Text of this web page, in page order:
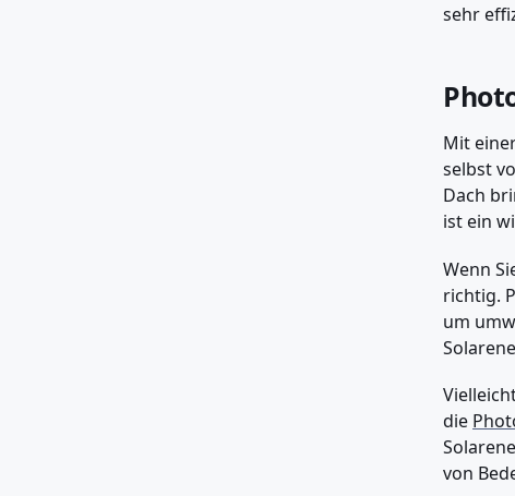
sehr
Mit
selbst
Dach
ist ein
Wenn
richtig.
um
die
von